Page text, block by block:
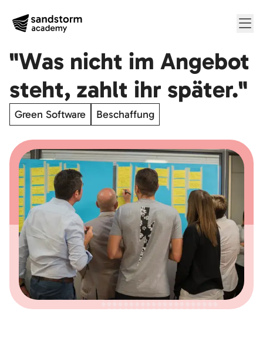
"Was nicht im Angebot
steht, zahlt ihr später."
Green Software Beschaffung